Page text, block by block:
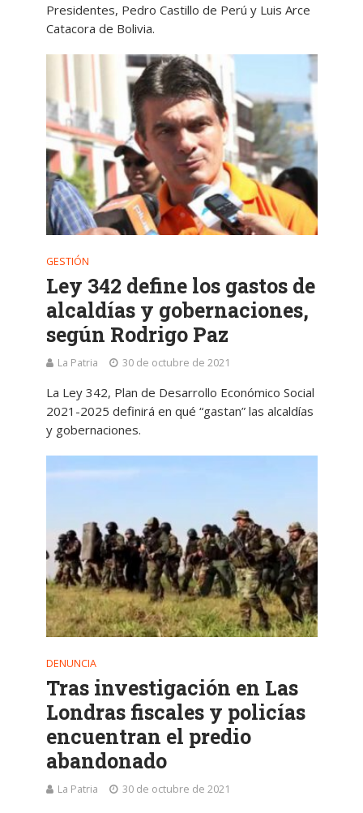
Presidentes, Pedro Castillo de Perú y Luis Arce
Catacora de Bolivia.
GESTIÓN
Ley 342 define los gastos de
alcaldías y gobernaciones,
según Rodrigo Paz
La Patria 30 de octubre de 2021
La Ley 342, Plan de Desarrollo Económico Social
2021-2025 definirá en qué “gastan” las alcaldías
y gobernaciones.
DENUNCIA
Tras investigación en Las
Londras fiscales y policías
encuentran el predio
abandonado
La Patria 30 de octubre de 2021